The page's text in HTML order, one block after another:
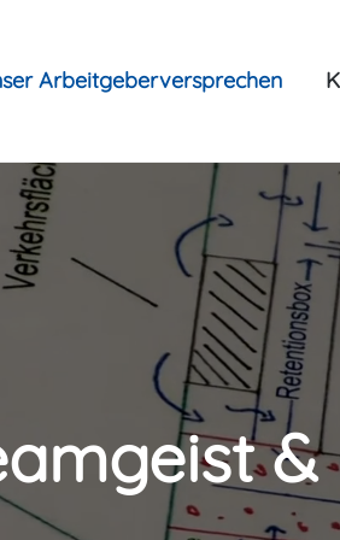
Arbeitgeberversprechen